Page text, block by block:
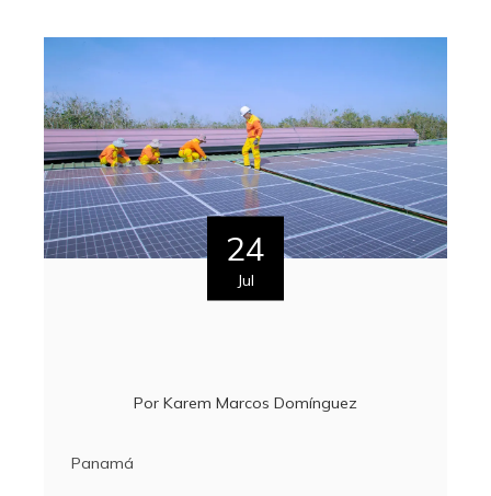
24
Jul
Por Karem Marcos Domínguez
Panamá